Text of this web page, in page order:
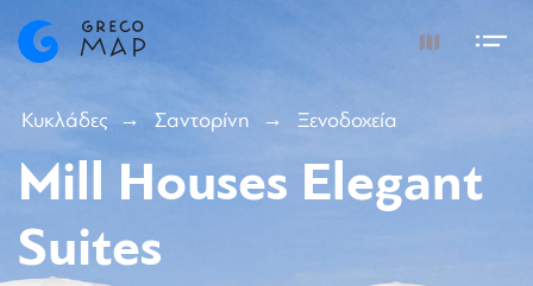
Κυκλάδες Σαντορίνη Ξενοδοχεία
Mill Houses Elegant
Suites